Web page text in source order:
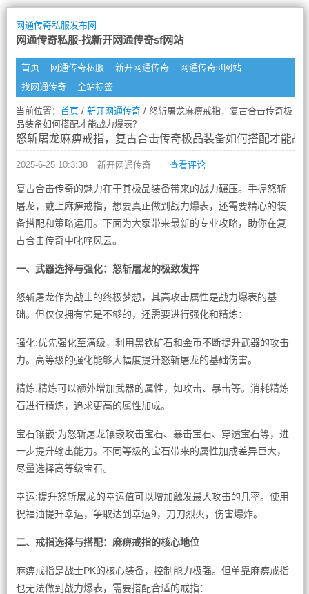
网通传奇私服发布网
网通传奇私服-找新开网通传奇sf网站
首页 网通传奇私服 新开网通传奇
网通传奇sf网站
找网通传奇
全站标签
当前位置： 首页/ 新开网通传奇/ 怒斩屠龙麻痹戒指，复古合击传奇极
品装备如何搭配才能战力爆表？
怒斩屠龙麻痹戒指，复古合击传奇极品装备如何搭配才能战
2025-6-25 10:3:38 新开网通传奇 查看评论
复古合击传奇的魅力在于其极品装备带来的战力碾压。手握怒斩
屠龙，戴上麻痹戒指，想要真正做到战力爆表，还需要精心的装
备搭配和策略运用。下面为大家带来最新的专业攻略，助你在复
古合击传奇中叱咤风云。
一、武器选择与强化：怒斩屠龙的极致发挥
怒斩屠龙作为战士的终极梦想，其高攻击属性是战力爆表的基
础。但仅仅拥有它是不够的，还需要进行强化和精炼：
强化:优先强化至满级，利用黑铁矿石和金币不断提升武器的攻击
力。高等级的强化能够大幅度提升怒斩屠龙的基础伤害。
精炼:精炼可以额外增加武器的属性，如攻击、暴击等。消耗精炼
石进行精炼，追求更高的属性加成。
宝石镶嵌:为怒斩屠龙镶嵌攻击宝石、暴击宝石、穿透宝石等，进
一步提升输出能力。不同等级的宝石带来的属性加成差异巨大，
尽量选择高等级宝石。
幸运:提升怒斩屠龙的幸运值可以增加触发最大攻击的几率。使用
祝福油提升幸运，争取达到幸运9，刀刀烈火，伤害爆炸。
二、戒指选择与搭配：麻痹戒指的核心地位
麻痹戒指是战士PK的核心装备，控制能力极强。但单靠麻痹戒指
也无法做到战力爆表，需要搭配合适的戒指：